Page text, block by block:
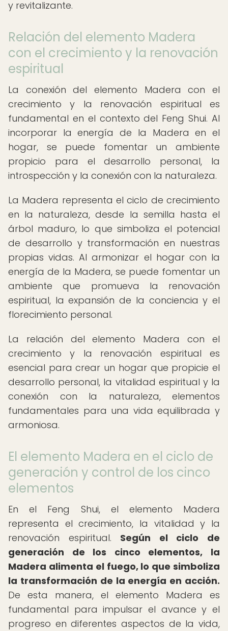
y revitalizante.
Relación del elemento Madera
con el crecimiento y la renovación
espiritual
La conexión del elemento Madera con el
crecimiento y la renovación espiritual es
fundamental en el contexto del Feng Shui. Al
incorporar la energía de la Madera en el
hogar, se puede fomentar un ambiente
propicio para el desarrollo personal, la
introspección y la conexión con la naturaleza.
La Madera representa el ciclo de crecimiento
en la naturaleza, desde la semilla hasta el
árbol maduro, lo que simboliza el potencial
de desarrollo y transformación en nuestras
propias vidas. Al armonizar el hogar con la
energía de la Madera, se puede fomentar un
ambiente que promueva la renovación
espiritual, la expansión de la conciencia y el
florecimiento personal.
La relación del elemento Madera con el
crecimiento y la renovación espiritual es
esencial para crear un hogar que propicie el
desarrollo personal, la vitalidad espiritual y la
conexión con la naturaleza, elementos
fundamentales para una vida equilibrada y
armoniosa.
El elemento Madera en el ciclo de
generación y control de los cinco
elementos
En el Feng Shui, el elemento Madera
representa el crecimiento, la vitalidad y la
renovación espiritual. Según el ciclo de
generación de los cinco elementos, la
Madera alimenta el fuego, lo que simboliza
la transformación de la energía en acción.
De esta manera, el elemento Madera es
fundamental para impulsar el avance y el
progreso en diferentes aspectos de la vida,